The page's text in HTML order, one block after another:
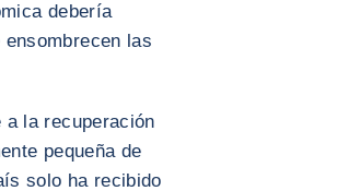
debería
las
la recuperación
pequeña de
solo ha recibido